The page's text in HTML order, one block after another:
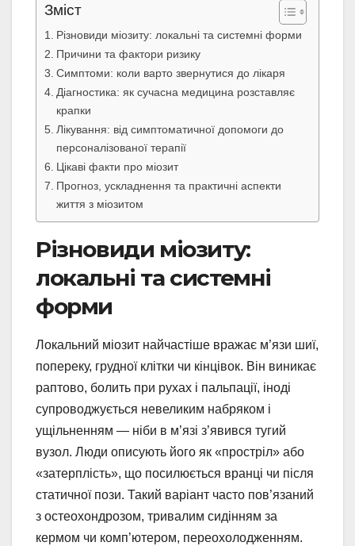
Зміст
Різновиди міозиту: локальні та системні форми
Причини та фактори ризику
Симптоми: коли варто звернутися до лікаря
Діагностика: як сучасна медицина розставляє
крапки
Лікування: від симптоматичної допомоги до
персоналізованої терапії
Цікаві факти про міозит
Прогноз, ускладнення та практичні аспекти
життя з міозитом
Різновиди міозиту:
локальні та системні
форми
Локальний міозит найчастіше вражає м’язи шиї,
попереку, грудної клітки чи кінцівок. Він виникає
раптово, болить при рухах і пальпації, іноді
супроводжується невеликим набряком і
ущільненням — ніби в м’язі з’явився тугий
вузол. Люди описують його як «простріл» або
«затерплість», що посилюється вранці чи після
статичної пози. Такий варіант часто пов’язаний
з остеохондрозом, тривалим сидінням за
кермом чи комп’ютером, переохолодженням.